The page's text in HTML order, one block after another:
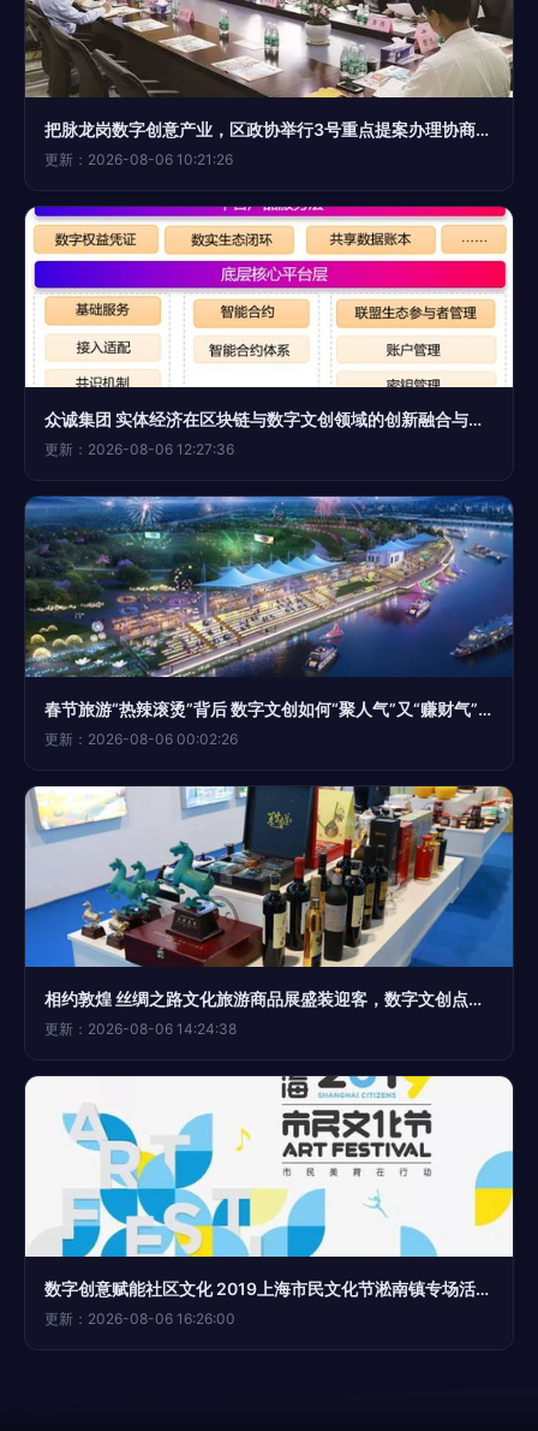
把脉龙岗数字创意产业，区政协举行3号重点提案办理协商暨票决评价会
更新：2026-08-06 10:21:26
众诚集团 实体经济在区块链与数字文创领域的创新融合与实践
更新：2026-08-06 12:27:36
春节旅游“热辣滚烫”背后 数字文创如何“聚人气”又“赚财气”？
更新：2026-08-06 00:02:26
相约敦煌 丝绸之路文化旅游商品展盛装迎客，数字文创点亮千年古道
更新：2026-08-06 14:24:38
数字创意赋能社区文化 2019上海市民文化节淞南镇专场活动纪实
更新：2026-08-06 16:26:00